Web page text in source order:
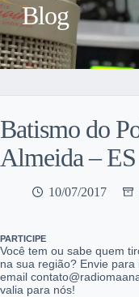
Blog
Batismo do
Almeida – ES
10/07/2017
PARTICIPE
Você tem ou sabe quem
na sua região? Envie para
email
valia para nós!